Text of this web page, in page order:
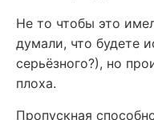
Не то чтобы это
думали, что будете
серьёзного?), но
плоха.
Пропускная